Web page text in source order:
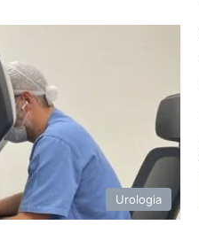
Urologia